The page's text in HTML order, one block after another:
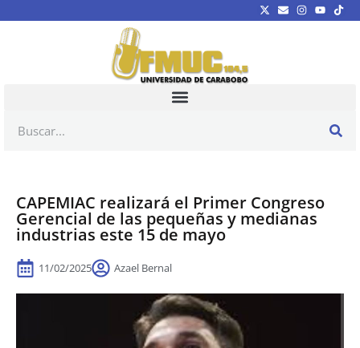
CAPEMIAC realizará el Primer Congreso
Gerencial de las pequeñas y medianas
industrias este 15 de mayo
11/02/2025 Azael Bernal